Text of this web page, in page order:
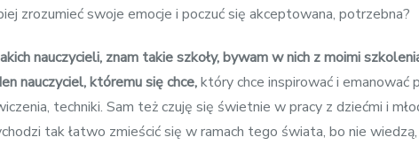
zrozumieć swoje emocje i poczuć się akceptowana, potrzebna?
nauczycieli, znam takie szkoły, bywam w nich z moimi
nauczyciel, któremu się chce,który chce inspirować i emanować
techniki. Sam też czuję się świetnie w pracy z dziećmi i
tak łatwo zmieścić się w ramach tego świata, bo nie